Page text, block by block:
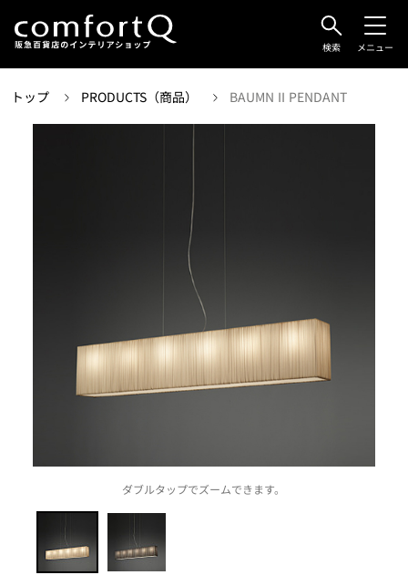
検索 メニュー
トップ PRODUCTS（商品） BAUMN II PENDANT
ダブルタップでズームできます。